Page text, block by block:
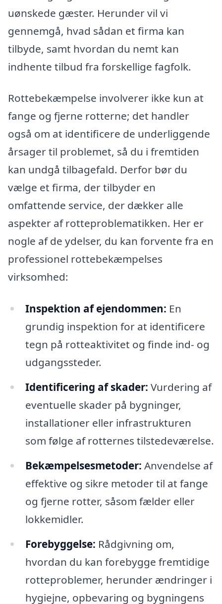
uønskede gæster. Herunder vil vi
gennemgå, hvad sådan et firma kan
tilbyde, samt hvordan du nemt kan
indhente tilbud fra forskellige fagfolk.
Rottebekæmpelse involverer ikke kun at
fange og fjerne rotterne; det handler
også om at identificere de underliggende
årsager til problemet, så du i fremtiden
kan undgå tilbagefald. Derfor bør du
vælge et firma, der tilbyder en
omfattende service, der dækker alle
aspekter af rotteproblematikken. Her er
nogle af de ydelser, du kan forvente fra en
professionel rottebekæmpelses
virksomhed:
Inspektion af ejendommen: En
grundig inspektion for at identificere
tegn på rotteaktivitet og finde ind- og
udgangssteder.
Identificering af skader: Vurdering af
eventuelle skader på bygninger,
installationer eller infrastrukturen
som følge af rotternes tilstedeværelse.
Bekæmpelsesmetoder: Anvendelse af
effektive og sikre metoder til at fange
og fjerne rotter, såsom fælder eller
lokkemidler.
Forebyggelse: Rådgivning om,
hvordan du kan forebygge fremtidige
rotteproblemer, herunder ændringer i
hygiejne, opbevaring og bygningens